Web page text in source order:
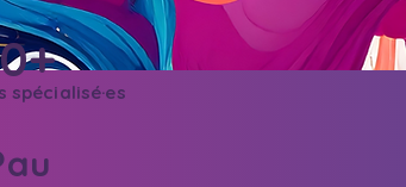
spécialisé·es